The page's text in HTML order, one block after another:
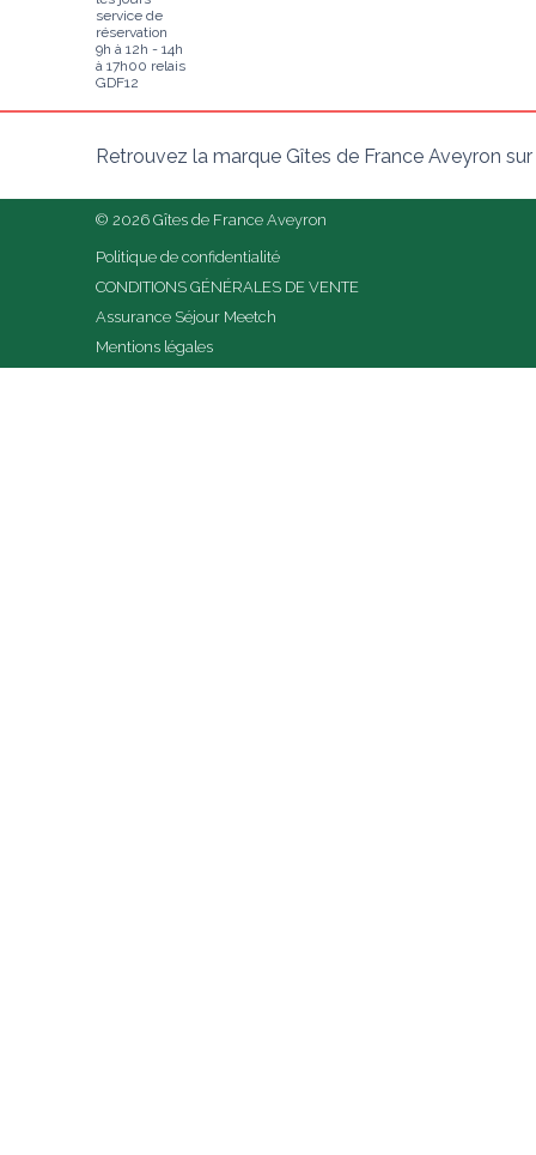
service de
réservation
9h à 12h - 14h
à 17h00 relais
GDF12
Retrouvez la marque Gîtes de France Aveyron
© 2026 Gîtes de France Aveyron
Politique de confidentialité
CONDITIONS GÉNÉRALES DE VENTE
Assurance Séjour Meetch
Mentions légales